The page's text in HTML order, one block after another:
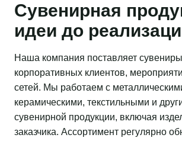
Сувенирная
идеи до
Наша компания поставляет
корпоративных клиентов,
сетей. Мы работаем с
керамическими, текстильными и
сувенирной продукции, включая
заказчика. Ассортимент регулярно